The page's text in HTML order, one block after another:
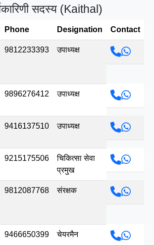
शयम भजन - जय जय शयम जय जय शयम
सदस्य (Kaithal)
Phone Designation Contact
9812233393 उपाध्यक्ष
9896276412 उपाध्यक्ष
9416137510 उपाध्यक्ष
9215175506
चिकित्सा सेवा
प्रमुख
9812087768 संरक्षक
9466650399 चेयरमैन